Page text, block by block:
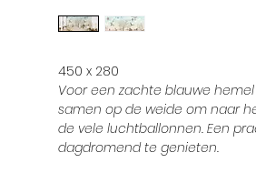
450 x 280
Voor een zachte blauwe
samen op de weide om naar
de vele luchtballonnen. Een
dagdromend te genieten.